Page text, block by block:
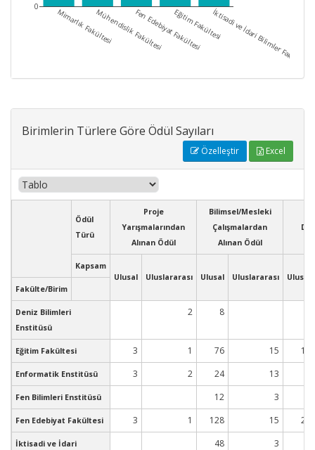
Mimarlık FakültesiMühendislik FakültesiFen Edebiyat Fakültesi
Eğitim Fakültesiİktisadi ve İdari Bilimler Fakültesi
0
Birimlerin Türlere Göre Ödül Sayıları
Özelleştir Excel
Ödül
Türü
Proje
Yarışmalarından
Alınan Ödül
Bilimsel/Mesleki
Çalışmalardan
Alınan Ödül
Kapsam
Ulusal
Uluslararası Ulusal Uluslararası
Ulusal
Fakülte/Birim
Deniz Bilimleri
Enstitüsü
2 8
Eğitim Fakültesi 3 1 76 15 13
Enformatik Enstitüsü 3 2 24 13
Fen Bilimleri Enstitüsü 12 3
Fen Edebiyat Fakültesi 3 1 128 15 21
İktisadi ve İdari
48 3